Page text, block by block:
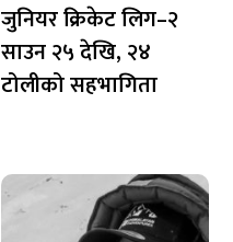
जुनियर क्रिकेट लिग–२
साउन २५ देखि, २४
टोलीको सहभागिता